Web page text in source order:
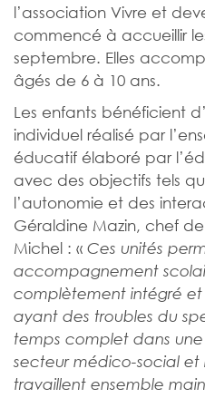
l’association Vivre et
commencé à accueillir
septembre. Elles
âgés de 6 à 10 ans.
Les enfants bénéficient
individuel réalisé par
éducatif élaboré par
avec des objectifs tels
l’autonomie et des
Géraldine Mazin, chef de
Michel : « Ces unités
accompagnement
complètement intégré et
ayant des troubles du
temps complet dans
secteur médico-social et
travaillent ensemble